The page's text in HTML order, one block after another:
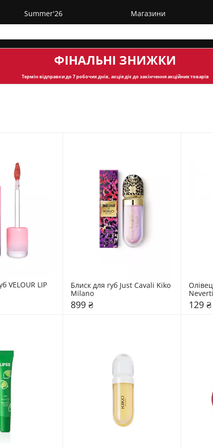
Summer'26 Магазини
ФІНАЛЬНІ ЗНИЖКИ
Термін відправкидо 7 робочих днів, акція діє до закінчення акційних товарів
VELOUR LIP
Блиск для губ Just Cavali Kiko
Milano
899 ₴
Neverti
129 ₴